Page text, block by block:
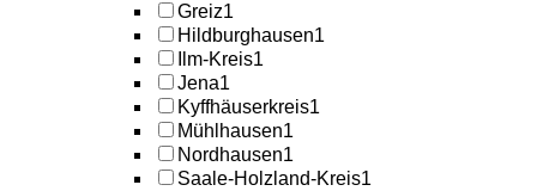
Greiz1
Hildburghausen1
Ilm-Kreis1
Jena1
Kyffhäuserkreis1
Mühlhausen1
Nordhausen1
Saale-Holzland-Kreis1